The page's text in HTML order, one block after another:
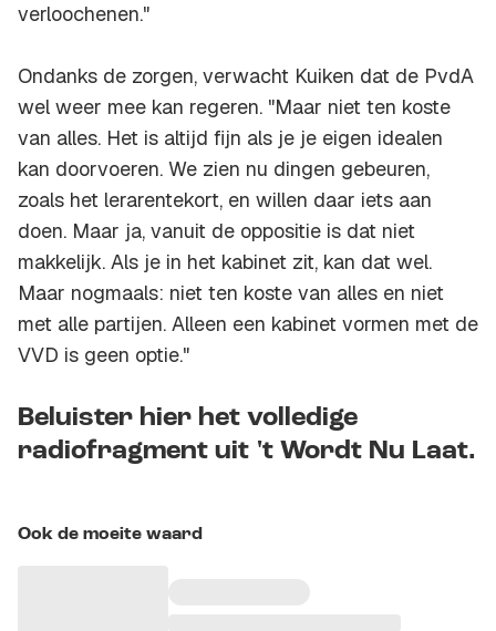
verloochenen."
Ondanks de zorgen, verwacht Kuiken dat de PvdA
wel weer mee kan regeren. "Maar niet ten koste
van alles. Het is altijd fijn als je je eigen idealen
kan doorvoeren. We zien nu dingen gebeuren,
zoals het lerarentekort, en willen daar iets aan
doen. Maar ja, vanuit de oppositie is dat niet
makkelijk. Als je in het kabinet zit, kan dat wel.
Maar nogmaals: niet ten koste van alles en niet
met alle partijen. Alleen een kabinet vormen met de
VVD is geen optie."
Beluister hier het volledige
radiofragment uit 't Wordt Nu Laat.
Ook de moeite waard